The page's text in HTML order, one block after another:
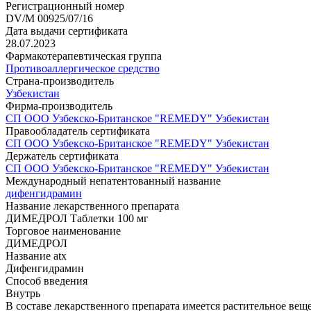
Регистрационный номер
DV/M 00925/07/16
Дата выдачи сертификата
28.07.2023
Фармакотерапевтическая группа
Противоаллергическое средство
Страна-производитель
Узбекистан
Фирма-производитель
СП ООО Узбекско-Британское "REMEDY" Узбекистан
Правообладатель сертификата
СП ООО Узбекско-Британское "REMEDY" Узбекистан
Держатель сертификата
СП ООО Узбекско-Британское "REMEDY" Узбекистан
Международный непатентованный название
дифенгидрамин
Название лекарственного препарата
ДИМЕДРОЛ Таблетки 100 мг
Торговое наименование
ДИМЕДРОЛ
Название atx
Дифенгидрамин
Способ введения
Внутрь
В составе лекарственного препарата имеется растительное